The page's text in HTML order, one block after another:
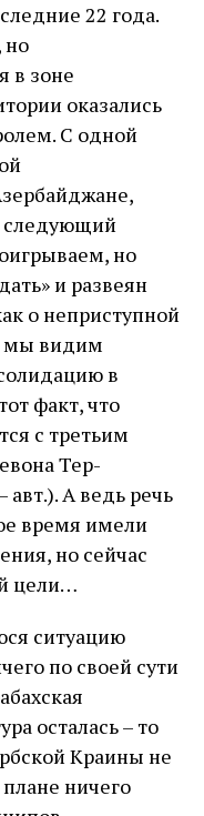
22 года.
но
в зоне
оказались
С одной
следующий
но
и развеян
о неприступной
мы видим
в
факт, что
с третьим
Тер-
А ведь речь
время имели
но сейчас
цели…
ситуацию
по своей сути
осталась – то
Краины не
ничего